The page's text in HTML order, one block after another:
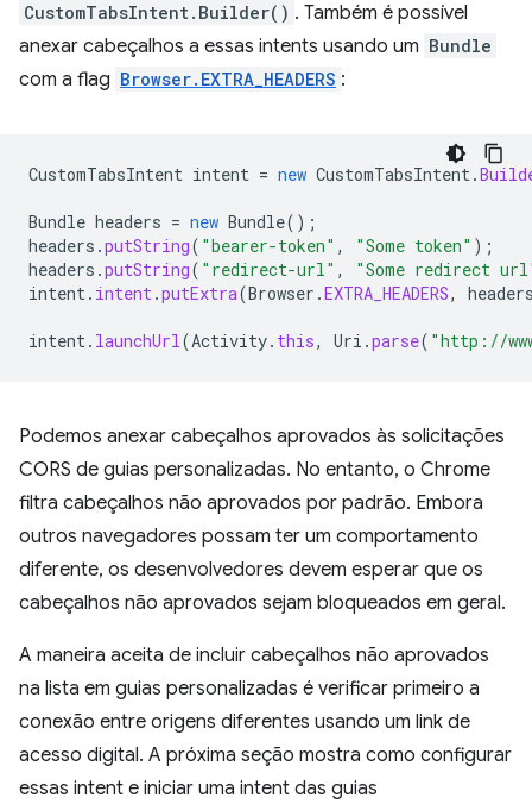
CustomTabsIntent.Builder() . Também é possível
anexar cabeçalhos a essas intents usando um Bundle
com a flag Browser.EXTRA_HEADERS :
CustomTabsIntent intent = new CustomTabsIntent.
Bundle headers = new Bundle();
headers .putString( "bearer-token" , "Some token" );
headers .putString( "redirect-url" ,
"Some redirect
intent. intent.putExtra(Browser .EXTRA_HEADERS,
intent. launchUrl(Activity. this, Uri .parse( "http://
Podemos anexar cabeçalhos aprovados às solicitações
CORS de guias personalizadas. No entanto, o Chrome
filtra cabeçalhos não aprovados por padrão. Embora
outros navegadores possam ter um comportamento
diferente, os desenvolvedores devem esperar que os
cabeçalhos não aprovados sejam bloqueados em geral.
A maneira aceita de incluir cabeçalhos não aprovados
na lista em guias personalizadas é verificar primeiro a
conexão entre origens diferentes usando um link de
acesso digital. A próxima seção mostra como configurar
essas intent e iniciar uma intent das guias